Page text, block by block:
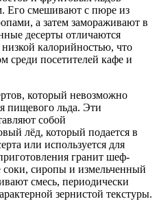
Его смешивают с пюре из
а затем замораживают в
десерты отличаются
калорийностью, что
среди посетителей кафе и
который невозможно
пищевого льда. Эти
собой
лёд, который подается в
или используется для
гранит шеф-
сиропы и измельченный
смесь, периодически
зернистой текстуры.